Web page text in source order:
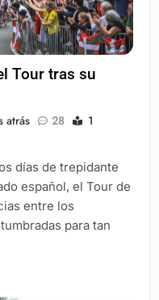
Tour tras su
atrás 28
1
días de trepidante
español, el Tour de
entre los
para tan